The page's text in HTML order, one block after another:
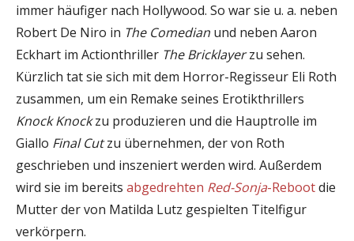
immer häufiger nach Hollywood. So war sie u. a. neben
Robert De Niro in The Comedian und neben Aaron
Eckhart im Actionthriller The Bricklayerzu sehen.
Kürzlich tat sie sich mit dem Horror-Regisseur Eli Roth
zusammen, um ein Remake seines Erotikthrillers
Knock Knockzu produzieren und die Hauptrolle im
Giallo Final Cutzu übernehmen, der von Roth
geschrieben und inszeniert werden wird. Außerdem
wird sie im bereits abgedrehten Red-Sonja-Rebootdie
Mutter der von Matilda Lutz gespielten Titelfigur
verkörpern.